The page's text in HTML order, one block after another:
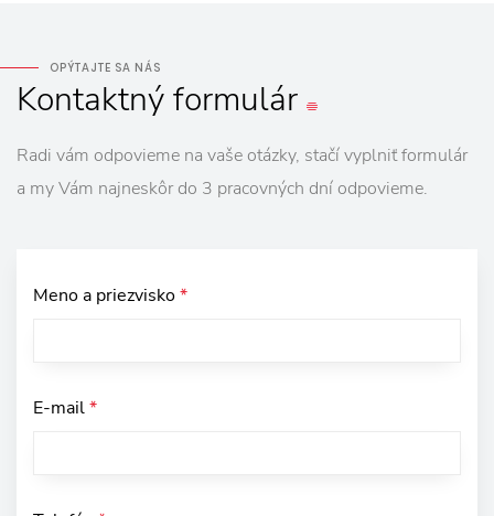
OPÝTAJTE SA NÁS
Kontaktnýformulár
Radi vám odpovieme na vaše otázky, stačí vyplniť formulár
a my Vám najneskôr do 3 pracovných dní odpovieme.
Meno a priezvisko*
E-mail*